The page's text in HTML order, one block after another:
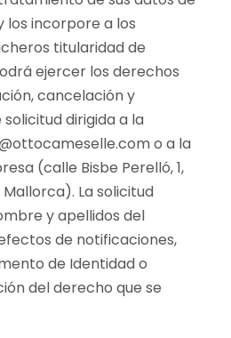
incorpore a los
titularidad de
ejercer los derechos
cancelación y
dirigida a la
o a la
(calle Bisbe Perelló, 1,
La solicitud
y apellidos del
de notificaciones,
de Identidad o
del derecho que se